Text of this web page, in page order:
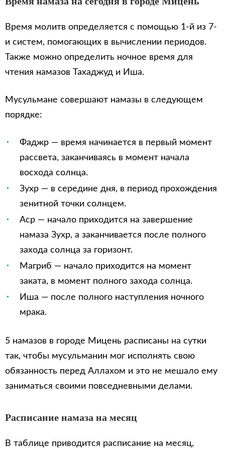
Время молитв определяется с помощью 1-й из 7-
и систем, помогающих в вычислении периодов.
Также можно определить ночное время для
чтения намазов Тахаджуд и Иша.
Мусульмане совершают намазы в следующем
порядке:
Фаджр — время начинается в первый момент
рассвета, заканчиваясь в момент начала
восхода солнца.
Зухр — в середине дня, в период прохождения
зенитной точки солнцем.
Аср — начало приходится на завершение
намаза Зухр, а заканчивается после полного
захода солнца за горизонт.
Магриб — начало приходится на момент
заката, в момент полного захода солнца.
Иша — после полного наступления ночного
мрака.
5 намазов в городе Мицень расписаны на сутки
так, чтобы мусульманин мог исполнять свою
обязанность перед Аллахом и это не мешало ему
заниматься своими повседневными делами.
Расписание намаза на месяц
В таблице приводится расписание на месяц,